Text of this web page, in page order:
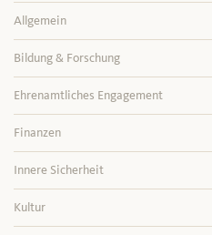
Allgemein
Bildung & Forschung
Ehrenamtliches Engagement
Finanzen
Innere Sicherheit
Kultur